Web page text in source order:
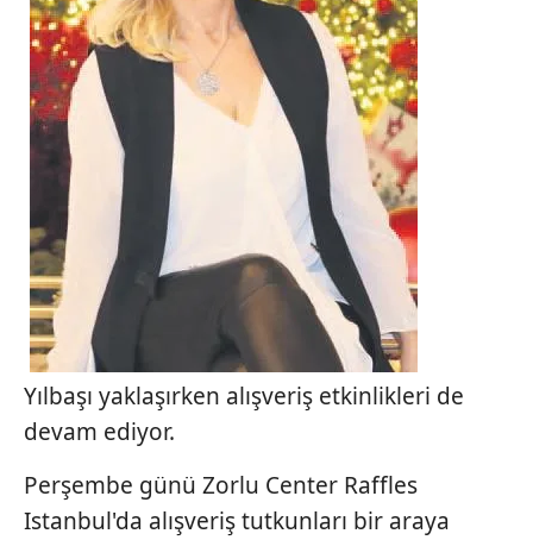
Yılbaşı yaklaşırken alışveriş etkinlikleri de
devam ediyor.
Perşembe günü Zorlu Center Raffles
Istanbul'da alışveriş tutkunları bir araya